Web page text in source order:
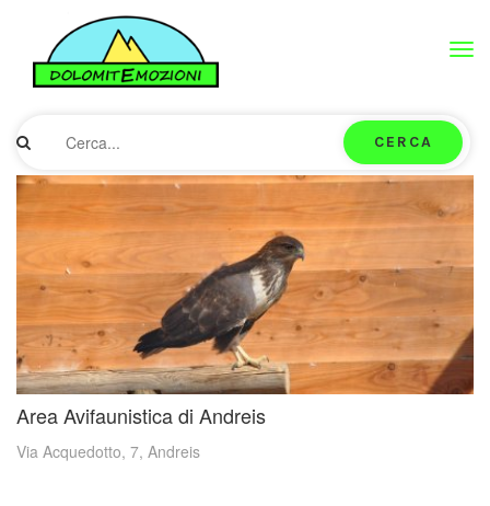
CERCA
Area Avifaunistica di Andreis
Via Acquedotto, 7, Andreis